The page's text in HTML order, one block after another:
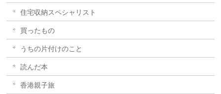
住宅収納スペシャリスト
買ったもの
うちの片付けのこと
読んだ本
香港親子旅